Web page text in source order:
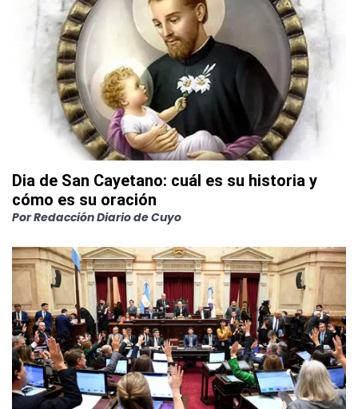
Dia de San Cayetano: cuál es su historia y
cómo es su oración
PorRedacción Diario de Cuyo